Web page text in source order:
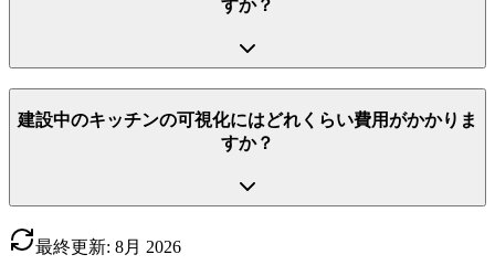
すか？
建設中のキッチンの可視化にはどれくらい費用がかかりま
すか？
最終更新: 8月 2026